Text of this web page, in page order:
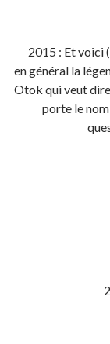
2015 : Et voici
en général la
Otok qui veut
porte le nom